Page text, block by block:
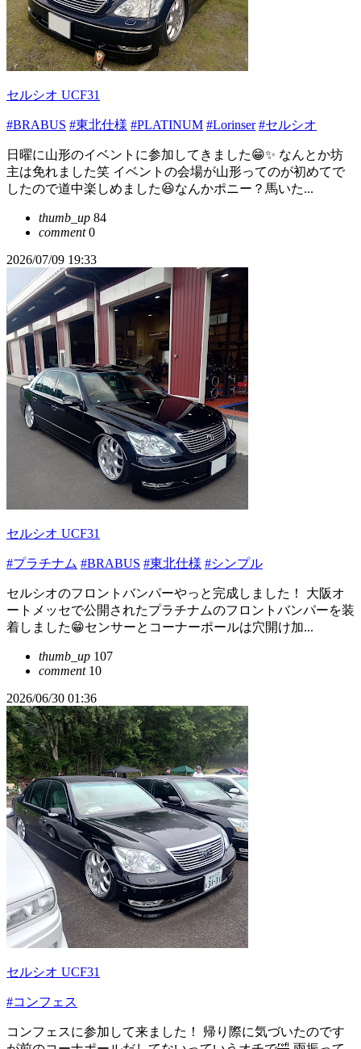
セルシオ UCF31
#BRABUS #東北仕様 #PLATINUM #Lorinser #セルシオ
日曜に山形のイベントに参加してきました😁✨ なんとか坊
主は免れました笑 イベントの会場が山形ってのが初めてで
したので道中楽しめました😆なんかポニー？馬いた...
thumb_up 84
comment0
2026/07/09 19:33
セルシオ UCF31
#プラチナム #BRABUS #東北仕様 #シンプル
セルシオのフロントバンパーやっと完成しました！ 大阪オ
ートメッセで公開されたプラチナムのフロントバンパーを装
着しました😁センサーとコーナーポールは穴開け加...
thumb_up 107
comment10
2026/06/30 01:36
セルシオ UCF31
#コンフェス
コンフェスに参加して来ました！ 帰り際に気づいたのです